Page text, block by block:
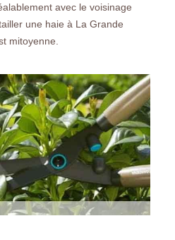
avec le voisinage
une haie à La Grande
mitoyenne.